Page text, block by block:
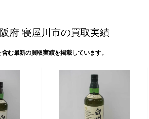
府 寝屋川市の買取実績
む最新の買取実績を掲載しています。